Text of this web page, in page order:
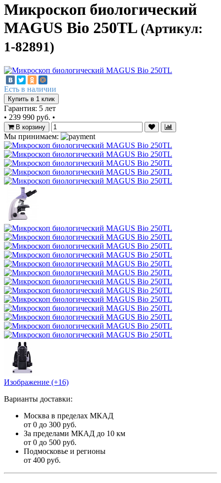
Микроскоп биологический
MAGUS Bio 250TL (Артикул:
1-82891)
Есть в наличии
Купить в 1 клик
Гарантия: 5 лет
• 239 990 руб. •
В корзину
Мы принимаем:
Изображение (+16)
Варианты доставки:
Москва в пределах МКАД
от 0 до 300 руб.
За пределами МКАД до 10 км
от 0 до 500 руб.
Подмосковье и регионы
от 400 руб.